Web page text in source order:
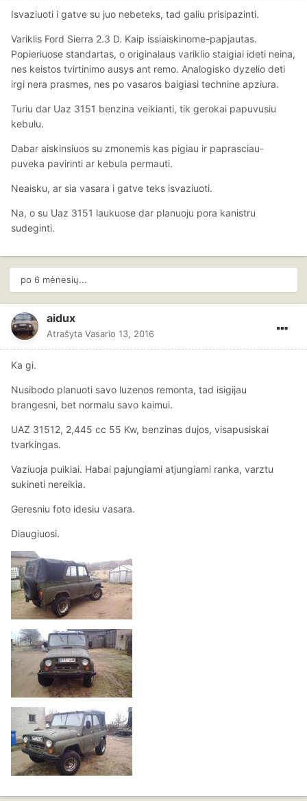
Isvaziuoti i gatve su juo nebeteks, tad galiu prisipazinti.
Variklis Ford Sierra 2.3 D. Kaip issiaiskinome-papjautas.
Popieriuose standartas, o originalaus variklio staigiai ideti neina,
nes keistos tvirtinimo ausys ant remo. Analogisko dyzelio deti
irgi nera prasmes, nes po vasaros baigiasi technine apziura.
Turiu dar Uaz 3151 benzina veikianti, tik gerokai papuvusiu
kebulu.
Dabar aiskinsiuos su zmonemis kas pigiau ir paprasciau-
puveka pavirinti ar kebula permauti.
Neaisku, ar sia vasara i gatve teks isvaziuoti.
Na, o su Uaz 3151 laukuose dar planuoju pora kanistru
sudeginti.
po 6 mėnesių...
aidux
Atrašyta Vasario 13, 2016
Ka gi.
Nusibodo planuoti savo luzenos remonta, tad isigijau
brangesni, bet normalu savo kaimui.
UAZ 31512, 2,445 cc 55 Kw, benzinas dujos, visapusiskai
tvarkingas.
Vaziuoja puikiai. Habai pajungiami atjungiami ranka, varztu
sukineti nereikia.
Geresniu foto idesiu vasara.
Diaugiuosi.